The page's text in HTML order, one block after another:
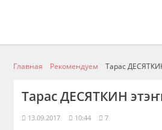
Главная Рекомендуем Тарас
Тарас ДЕСЯТКИН
13.09.2017 10:44 7